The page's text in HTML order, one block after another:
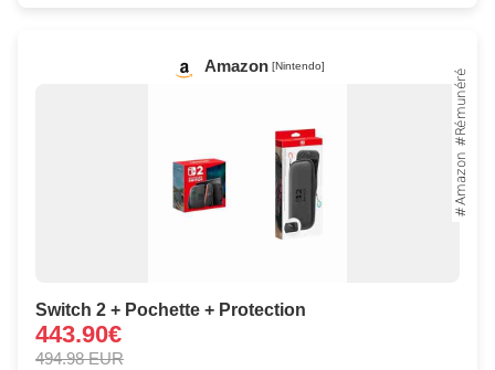
Amazon [Nintendo]
Switch 2 + Pochette + Protection
443.90€
494.98 EUR